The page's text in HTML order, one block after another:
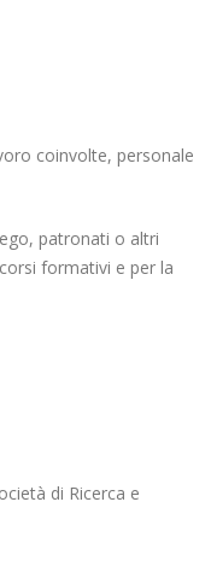
coinvolte, personale
patronati o altri
formativi e per la
di Ricerca e